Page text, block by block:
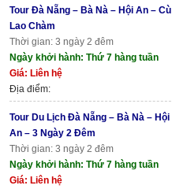
Tour Đà Nẵng – Bà Nà – Hội An – Cù
Lao Chàm
Thời gian: 3 ngày 2 đêm
Ngày khởi hành: Thứ 7 hàng tuần
Giá: Liên hệ
Địa điểm:
Tour Du Lịch Đà Nẵng – Bà Nà – Hội
An – 3 Ngày 2 Đêm
Thời gian: 3 ngày 2 đêm
Ngày khởi hành: Thứ 7 hàng tuần
Giá: Liên hệ